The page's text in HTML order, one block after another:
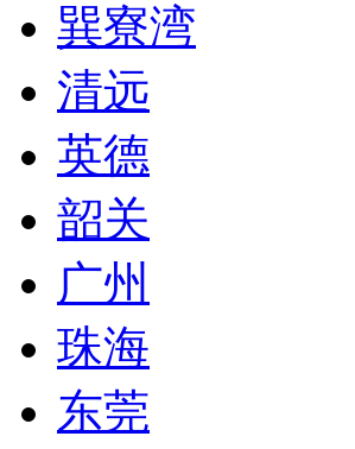
巽寮湾
清远
英德
韶关
广州
珠海
东莞